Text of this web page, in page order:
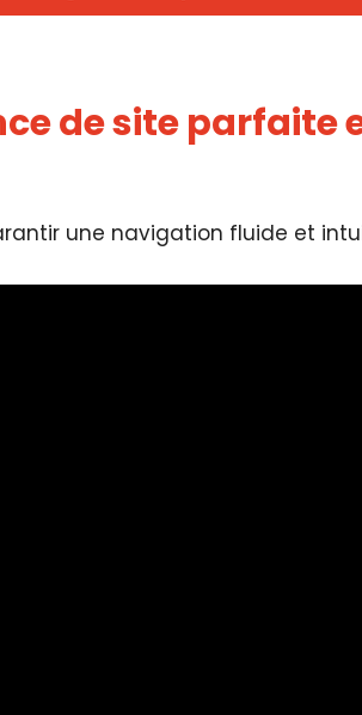
de site parfaite
une navigation fluide et